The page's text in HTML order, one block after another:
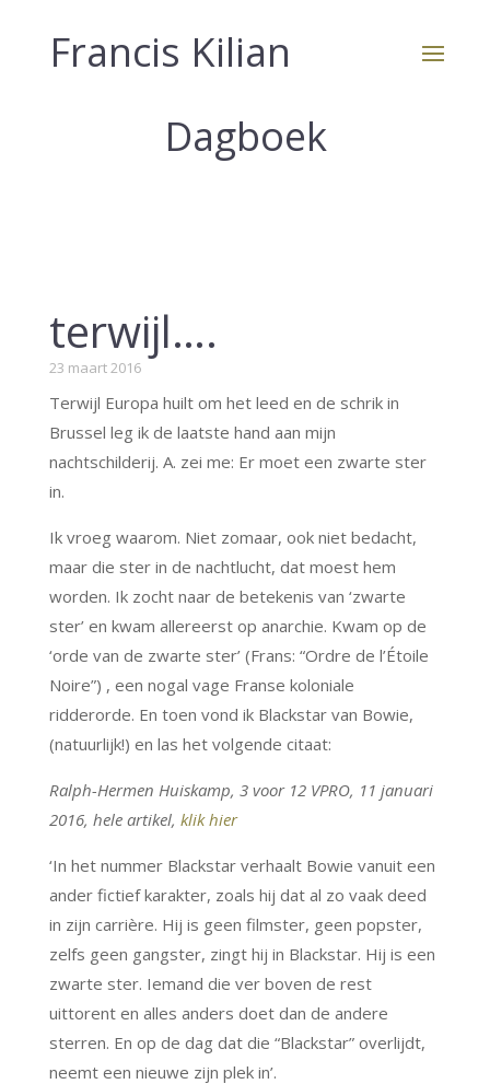
Francis Kilian
Dagboek
terwijl….
23 maart 2016
Terwijl Europa huilt om het leed en de schrik in
Brussel leg ik de laatste hand aan mijn
nachtschilderij. A. zei me: Er moet een zwarte ster
in.
Ik vroeg waarom. Niet zomaar, ook niet bedacht,
maar die ster in de nachtlucht, dat moest hem
worden. Ik zocht naar de betekenis van ‘zwarte
ster’ en kwam allereerst op anarchie. Kwam op de
‘orde van de zwarte ster’ (Frans: “Ordre de l’Étoile
Noire”) , een nogal vage Franse koloniale
ridderorde. En toen vond ik Blackstar van Bowie,
(natuurlijk!) en las het volgende citaat:
Ralph-Hermen Huiskamp, 3 voor 12 VPRO, 11 januari
2016, hele artikel, klik hier
‘In het nummer Blackstar verhaalt Bowie vanuit een
ander fictief karakter, zoals hij dat al zo vaak deed
in zijn carrière. Hij is geen filmster, geen popster,
zelfs geen gangster, zingt hij in Blackstar. Hij is een
zwarte ster. Iemand die ver boven de rest
uittorent en alles anders doet dan de andere
sterren. En op de dag dat die “Blackstar” overlijdt,
neemt een nieuwe zijn plek in’.